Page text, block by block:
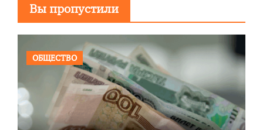
Вы пропустили
ОБЩЕСТВО